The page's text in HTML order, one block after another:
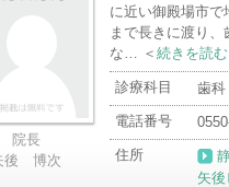
院長
後 博次
に近い御殿場市
まで長きに渡り
な… ＜ 続きを読む
診療科目
歯科
電話番号
住所
矢